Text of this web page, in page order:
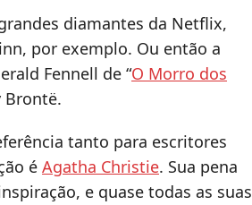
diamantes da Netflix,
por exemplo. Ou então a
Fennell de “O Morro dos
Brontë.
tanto para escritores
é Agatha Christie. Sua pena
e quase todas as suas